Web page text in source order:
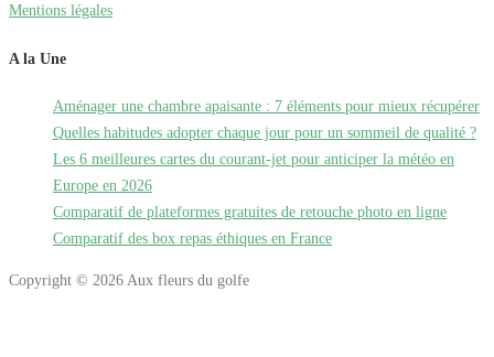
Mentions légales
A la Une
Aménager une chambre apaisante : 7 éléments pour mieux récupérer
Quelles habitudes adopter chaque jour pour un sommeil de qualité ?
Les 6 meilleures cartes du courant-jet pour anticiper la météo en
Europe en 2026
Comparatif de plateformes gratuites de retouche photo en ligne
Comparatif des box repas éthiques en France
Copyright © 2026 Aux fleurs du golfe